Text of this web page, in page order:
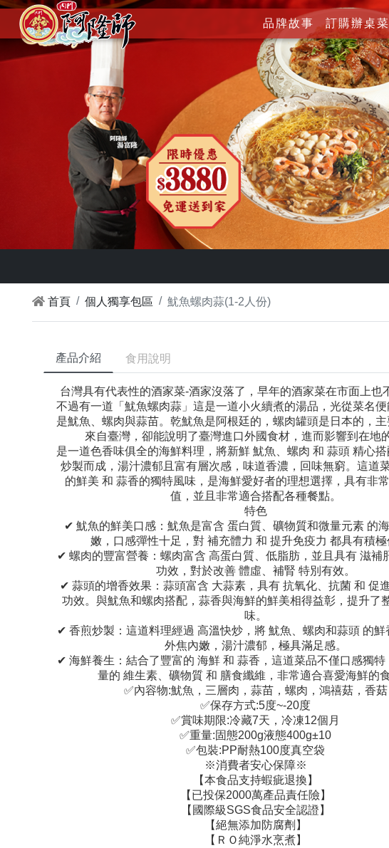
品牌故事 訂購辦桌菜
首頁 個人獨享包區 魷魚螺肉蒜(1-2人份)
產品介紹 食用說明
台灣具有代表性的酒家菜-酒家沒落了，早年的酒家菜在市面上也
不過有一道「魷魚螺肉蒜」這是一道小火續煮的湯品，光從菜名
是魷魚、螺肉與蒜苗。乾魷魚是阿根廷的，螺肉罐頭是日本的，
來自臺灣，卻能說明了臺灣進口外國食材，進而影響到在地
是一道色香味俱全的海鮮料理，將新鮮 魷魚、螺肉 和 蒜頭 精心
炒製而成，湯汁濃郁且富有層次感，味道香濃，回味無窮。這道
的鮮美 和 蒜香的獨特風味，是海鮮愛好者的理想選擇，具有非
值，並且非常適合搭配各種餐點。
特色
✔ 魷魚的鮮美口感：魷魚是富含 蛋白質、礦物質和微量元素 的
嫩，口感彈性十足，對 補充體力 和 提升免疫力 都具有積極
✔ 螺肉的豐富營養：螺肉富含 高蛋白質、低脂肪，並且具有 滋補
功效，對於改善 體虛、補腎 特別有效。
✔ 蒜頭的增香效果：蒜頭富含 大蒜素，具有 抗氧化、抗菌 和 促
功效。與魷魚和螺肉搭配，蒜香與海鮮的鮮美相得益彰，提升了
味。
✔ 香煎炒製：這道料理經過 高溫快炒，將 魷魚、螺肉和蒜頭 的鮮
外焦內嫩，湯汁濃郁，極具滿足感。
✔ 海鮮養生：結合了豐富的 海鮮 和 蒜香，這道菜品不僅口感獨特
量的 維生素、礦物質 和 膳食纖維，非常適合喜愛海鮮的食
✅內容物:魷魚，三層肉，蒜苗，螺肉，鴻禧菇，香菇
✅保存方式:5度~-20度
✅賞味期限:冷藏7天，冷凍12個月
✅重量:固態200g液態400g±10
✅包裝:PP耐熱100度真空袋
※消費者安心保障※
【本食品支持蝦疵退換】
【已投保2000萬產品責任險】
【國際級SGS食品安全認證】
【絕無添加防腐劑】
【ＲＯ純淨水烹煮】